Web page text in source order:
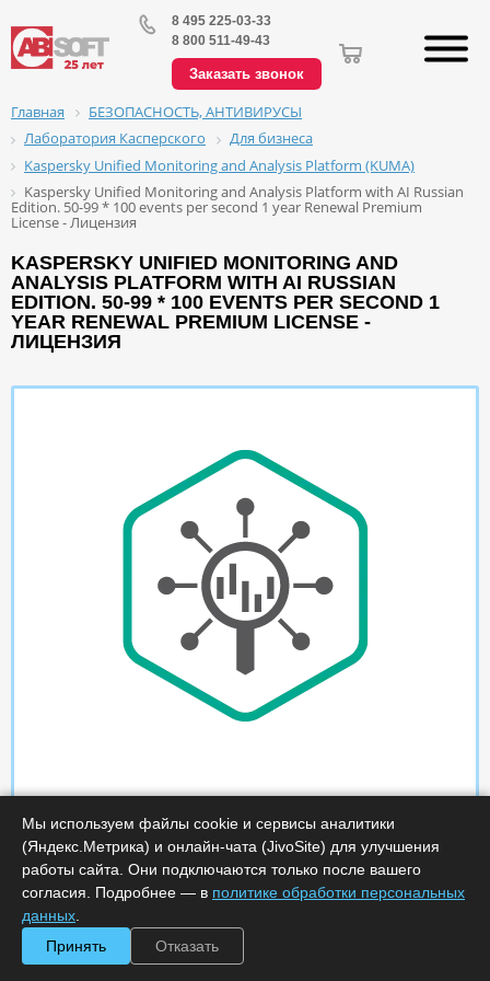
8 495 225-03-33
8 800 511-49-43
Заказать звонок
Главная
БЕЗОПАСНОСТЬ, АНТИВИРУСЫ
Лаборатория Касперского
Для бизнеса
Kaspersky Unified Monitoring and Analysis Platform (KUMA)
Kaspersky Unified Monitoring and Analysis Platform with AI Russian
Edition. 50-99 * 100 events per second 1 year Renewal Premium
License - Лицензия
KASPERSKY UNIFIED MONITORING AND
ANALYSIS PLATFORM WITH AI RUSSIAN
EDITION. 50-99 * 100 EVENTS PER SECOND 1
YEAR RENEWAL PREMIUM LICENSE -
ЛИЦЕНЗИЯ
Мы используем файлы cookie и сервисы аналитики
(Яндекс.Метрика) и онлайн-чата (JivoSite) для улучшения
работы сайта. Они подключаются только после вашего
согласия. Подробнее — в политике обработки персональных
данных
Принять
Отказать